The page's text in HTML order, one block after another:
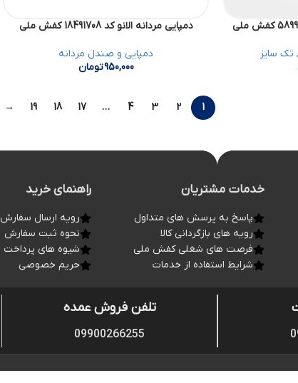
, تک سایز
دمپایی مردانه الانو کد 18491708 کفش ملی
دمپایی و صندل مردانه
950,000تومان
1
2
3
4
…
17
18
19
→
خدمات مشتریان
پاسخ به پرسش های متداول
رویه های بازگردانی کالا
فرصت های شغلی کفش ملی
شرایط استفاده از خدمات
راهنمای خرید
رویه ارسال سفارش
نحوه ثبت سفارش
شیوه های پرداخت
حریم خصوصی
تلفن فروش عمده
09900266255